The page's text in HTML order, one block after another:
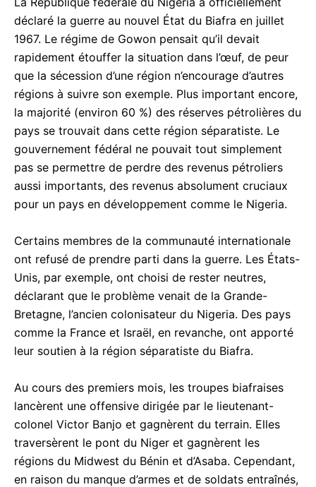
déclaré la guerre au nouvel État du Biafra en juillet
1967. Le régime de Gowon pensait qu’il devait
rapidement étouffer la situation dans l’œuf, de peur
que la sécession d’une région n’encourage d’autres
régions à suivre son exemple. Plus important encore,
la majorité (environ 60 %) des réserves pétrolières du
pays se trouvait dans cette région séparatiste. Le
gouvernement fédéral ne pouvait tout simplement
pas se permettre de perdre des revenus pétroliers
aussi importants, des revenus absolument cruciaux
pour un pays en développement comme le Nigeria.
Certains membres de la communauté internationale
ont refusé de prendre parti dans la guerre. Les États-
Unis, par exemple, ont choisi de rester neutres,
déclarant que le problème venait de la Grande-
Bretagne, l’ancien colonisateur du Nigeria. Des pays
comme la France et Israël, en revanche, ont apporté
leur soutien à la région séparatiste du Biafra.
Au cours des premiers mois, les troupes biafraises
lancèrent une offensive dirigée par le lieutenant-
colonel Victor Banjo et gagnèrent du terrain. Elles
traversèrent le pont du Niger et gagnèrent les
régions du Midwest du Bénin et d’Asaba. Cependant,
en raison du manque d’armes et de soldats entraînés,